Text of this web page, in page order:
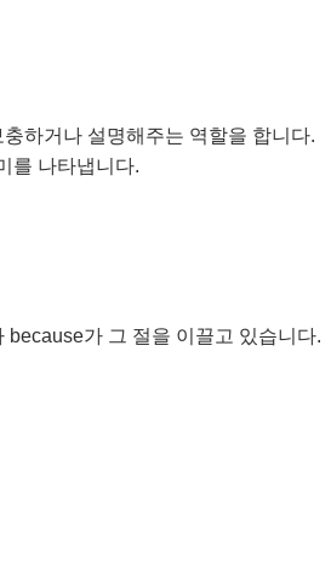
하거나 설명해주는 역할을 합니다.
를 나타냅니다.
because가 그 절을 이끌고 있습니다.